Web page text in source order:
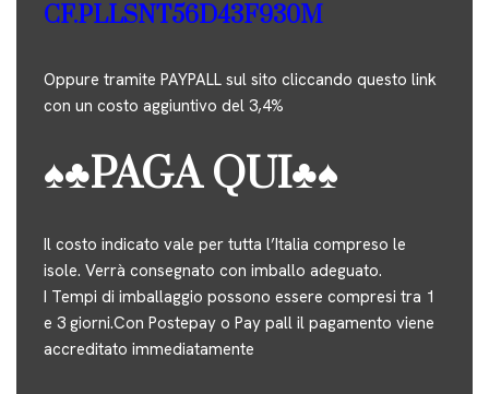
CF.PLLSNT56D43F930M
Oppure tramite PAYPALL sul sito cliccando questo link
con un costo aggiuntivo del 3,4%
♠♣PAGA QUI♣♠
Il costo indicato vale per tutta l’Italia compreso le
isole. Verrà consegnato con imballo adeguato.
I Tempi di imballaggio possono essere compresi tra 1
e 3 giorni.Con Postepay o Pay pall il pagamento viene
accreditato immediatamente